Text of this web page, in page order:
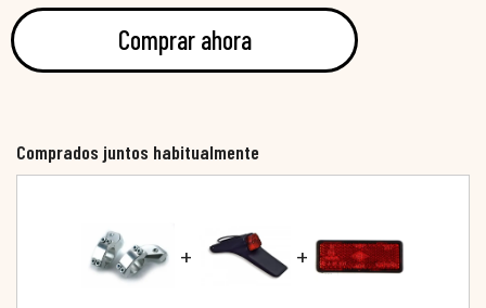
Comprar ahora
Comprados juntos habitualmente
+ +